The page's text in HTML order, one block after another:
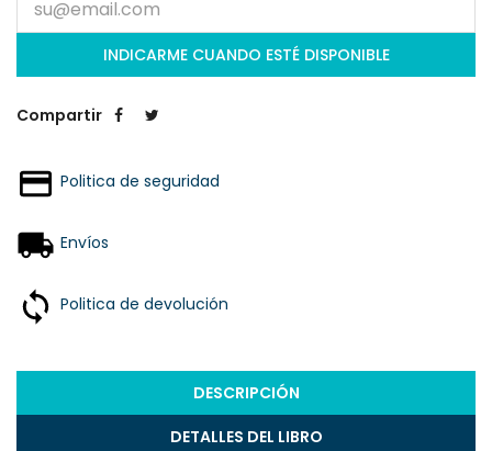
INDICARME CUANDO ESTÉ DISPONIBLE
Compartir
Politica de seguridad
Envíos
Politica de devolución
DESCRIPCIÓN
DETALLES DEL LIBRO